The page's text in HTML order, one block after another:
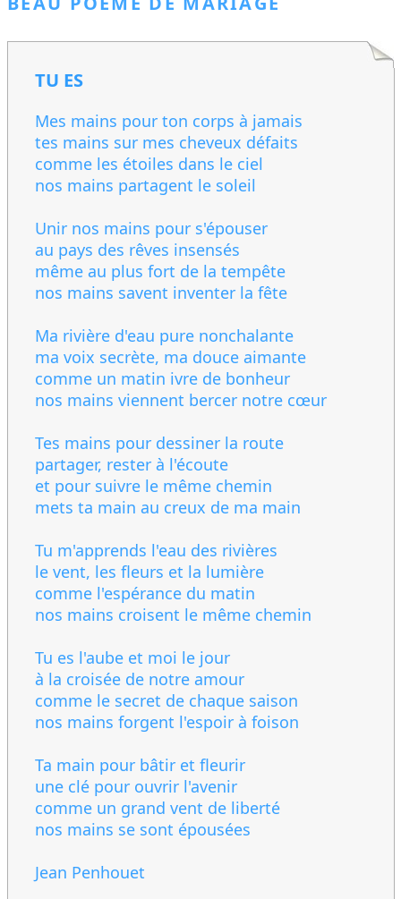
TU ES
Mes mains pour ton corps à jamais
tes mains sur mes cheveux défaits
comme les étoiles dans le ciel
nos mains partagent le soleil
Unir nos mains pour s'épouser
au pays des rêves insensés
même au plus fort de la tempête
nos mains savent inventer la fête
Ma rivière d'eau pure nonchalante
ma voix secrète, ma douce aimante
comme un matin ivre de bonheur
nos mains viennent bercer notre cœur
Tes mains pour dessiner la route
partager, rester à l'écoute
et pour suivre le même chemin
mets ta main au creux de ma main
Tu m'apprends l'eau des rivières
le vent, les fleurs et la lumière
comme l'espérance du matin
nos mains croisent le même chemin
Tu es l'aube et moi le jour
à la croisée de notre amour
comme le secret de chaque saison
nos mains forgent l'espoir à foison
Ta main pour bâtir et fleurir
une clé pour ouvrir l'avenir
comme un grand vent de liberté
nos mains se sont épousées
Jean Penhouet